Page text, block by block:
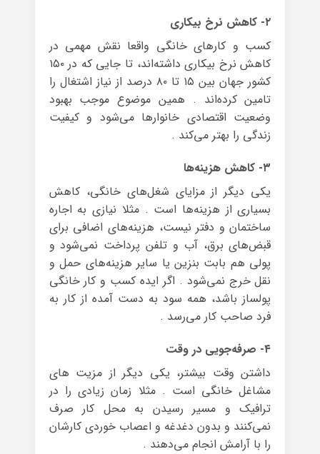
۲- کاهش نرخ بیکاری
کسب و کارهای خانگی واقعا نقش مهمی در
کاهش نرخ بیکاری داشته‌اند، تا جایی که در ۱۵۰
کشور جهان بین ۱۵ تا ۸۰ درصد از نیاز اشتغال را
تامین کرده‌اند . همین موضوع موجب بهبود
وضعیت اقتصادی خانوارها می‌شود و کیفیت
زندگی را بهتر می‌کند .
۳- کاهش هزینه‌ها
یکی دیگر از مزایای شغل‌های خانگی، کاهش
بسیاری از هزینه‌ها است . مثلا نیازی به اجاره
ساختمان و دفتر نیست، هزینه‌های اضافی برای
قبض‌های برق، آب و تلفن پرداخت نمی‌شود و
پولی هم بابت بنزین یا سایر هزینه‌های حمل و
نقل خرج نمی‌شود . اگر ایده کسب و کار خانگی
پولساز باشد، همه سود به دست آمده از کار به
فرد صاحب کار می‌رسد .
۴- صرفه‌جویی در وقت
داشتن وقت بیشتر، یکی دیگر از مزیت های
مشاغل خانگی است . مثلا زمان زیادی را در
ترافیک و مسیر رسیدن به محل کار صرف
نمی‌کنند و بدون دغدغه و اعصاب خوردی کارشان
را با آرامش انجام می‌دهند .